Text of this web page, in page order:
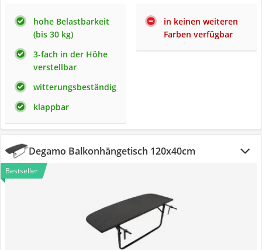
hohe Belastbarkeit
(bis 30 kg)
3-fach in der Höhe
verstellbar
witterungsbeständig
klappbar
in keinen weiteren
Farben verfügbar
Degamo Balkonhängetisch 120x40cm
Bestseller